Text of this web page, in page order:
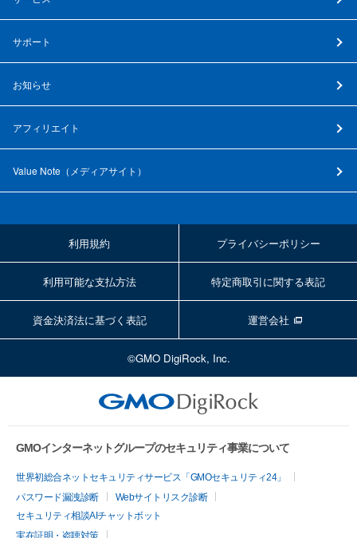
サポート
お知らせ
アフィリエイト
Value Note（ メディアサイト ）
利用規約 プライバシーポリシー
利用可能な支払方法 特定商取引に関する表記
資金決済法に基づく表記 運営会社
©GMO DigiRock, Inc.
GMOインターネットグループのセキュリティ事業について
世界初総合ネットセキュリティサービス「GMOセキュリティ24」
パスワード漏洩診断
Webサイトリスク診断
セキュリティ相談AIチャットボット
実在証明・盗聴対策